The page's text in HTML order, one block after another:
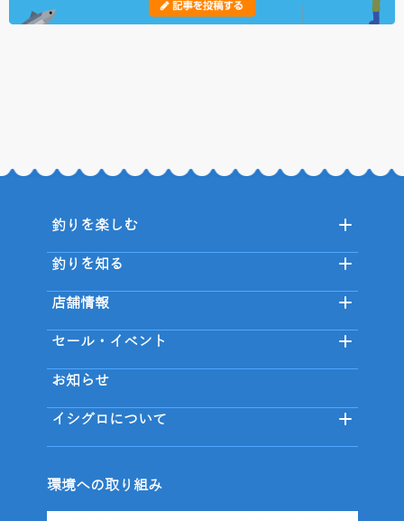
釣りを楽しむ
釣りを知る
店舗情報
セール・イベント
お知らせ
イシグロについて
環境への取り組み